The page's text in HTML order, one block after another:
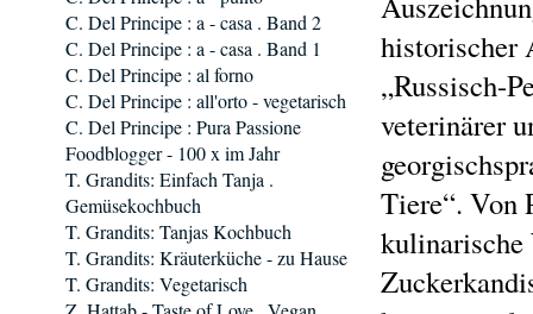
historischer
„Russisch-
veterinärer
Tiere“. Von
kulinarische
C. Del Principe : a - casa . Band 2
C. Del Principe : a - casa . Band 1
C. Del Principe : al forno
C. Del Principe : all'orto - vegetarisch
C. Del Principe : Pura Passione
Foodblogger - 100 x im Jahr
T. Grandits: Einfach Tanja .
Gemüsekochbuch
T. Grandits: Tanjas Kochbuch
T. Grandits: Kräuterküche - zu Hause
T. Grandits: Vegetarisch